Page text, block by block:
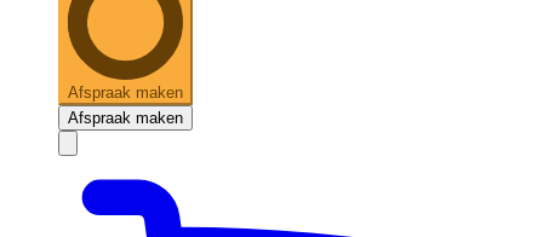
Afspraak maken
Afspraak maken